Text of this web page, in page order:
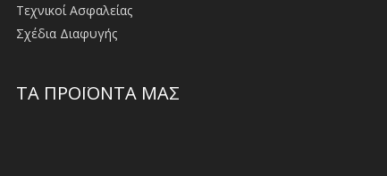
Τεχνικοί Ασφαλείας
Σχέδια Διαφυγής
ΤΑ ΠΡΟΪΟΝΤΑ ΜΑΣ